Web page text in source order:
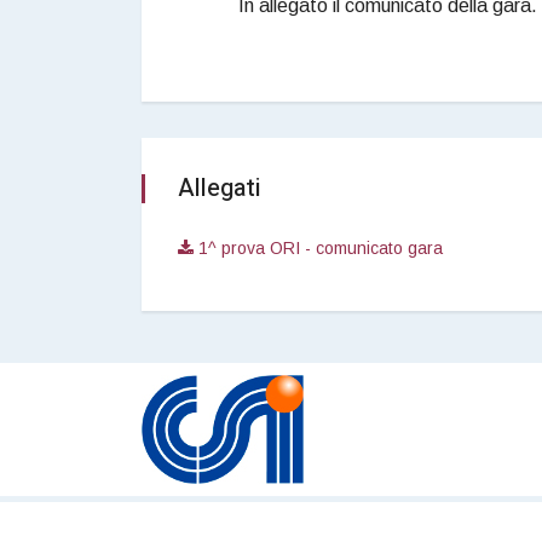
In allegato il comunicato della gara.
Allegati
1^ prova ORI - comunicato gara